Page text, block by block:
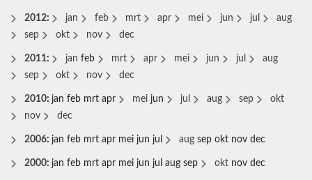
2012: jan feb mrt apr mei jun jul
aug
sep
okt nov dec
2011: jan feb mrt apr mei jun jul
aug
sep
okt nov dec
2010: jan feb mrt apr mei jun jul aug sep
okt
nov
dec
2006: jan feb mrt apr mei jun jul aug sep okt nov dec
2000: jan feb mrt apr mei jun jul aug sep okt nov dec